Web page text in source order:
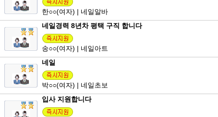
한○○(여자) | 네일알바
네일경력 8년차 평택 구직 합니다
송○○(여자) | 네일아트
네일
박○○(여자) | 네일초보
입사 지원합니다